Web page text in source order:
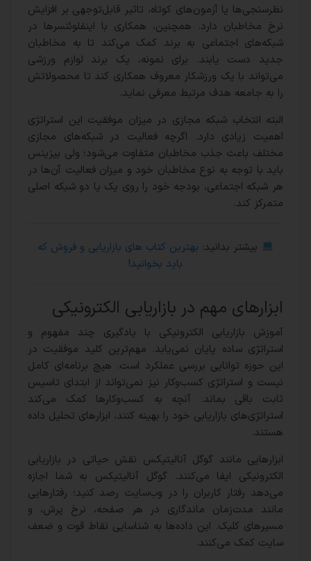
نظرسنجی‌ها یا آزمون‌های کوتاه، تاثیر قابل‌توجهی بر افزایش
نرخ مخاطبان دارد. همچنین، همکاری با اینفلوئنسرها در
شبکه‌های اجتماعی به برند کمک می‌کند تا به مخاطبان
جدید دست یابند. برای نمونه، یک برند لوازم ورزشی
می‌تواند با یک ورزشکار معروف همکاری کند تا محصولاتش
را به جامعه هدف مرتبط معرفی نماید.
البته انتخاب شبکه مجازی در میزان موفقیت این استراتژی
اهمیت زیادی دارد. اگرچه فعالیت در شبکه‌های مجازی
مختلف باعث جذب مخاطبان متفاوت می‌شود؛ ولی بیزینس
باید با توجه به نوع مخاطبان خود و میزان فعالیت آن‌ها در
هر شبکه اجتماعی، بودجه خود را روی یک یا دو شبکه اصلی
متمرکز کند.
بیشتر بدانید: بهترین کتاب‌ های بازاریابی و فروش که
باید بخوانید!
ابزارهای مهم در بازاریابی الکترونیکی
آموزش بازاریابی الکترونیکی با یادگیری چند مفهوم و
استراتژی ساده پایان نمی‌یابد. مهم‌ترین کلید موفقیت در
این حوزه توانایی بررسی عملکرد است. هیچ برنامه‌ای کامل
نیست و استراتژی کسب‌وکار نیز نمی‌تواند از ابتدای تاسیس
ثابت باقی بماند. آنچه به کسب‌وکارها کمک می‌کند
استراتژی‌های بازاریابی خود را بهینه کنند، ابزارهای تحلیل داده
هستند.
ابزارهایی مانند گوگل آنالیتیکس نقش حیاتی در بازاریابی
الکترونیکی ایفا می‌کنند. گوگل آنالیتیکس به شما اجازه
می‌دهد رفتار کاربران را در وب‌سایت رصد کنید؛ رفتارهایی
مانند مدت‌زمان ماندگاری در هر صفحه، نرخ پرش، و
مسیرهای کلیک. این داده‌ها به شناسایی نقاط قوت و ضعف
سایت کمک می‌کنند.